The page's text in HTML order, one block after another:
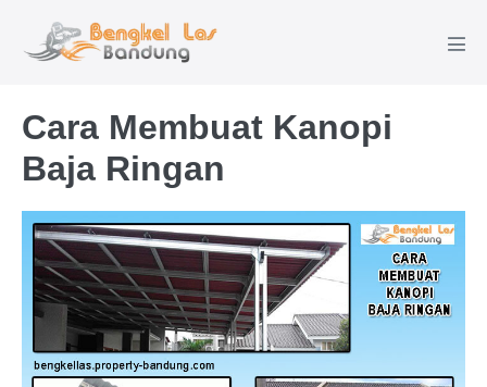
Cara Membuat Kanopi
Baja Ringan